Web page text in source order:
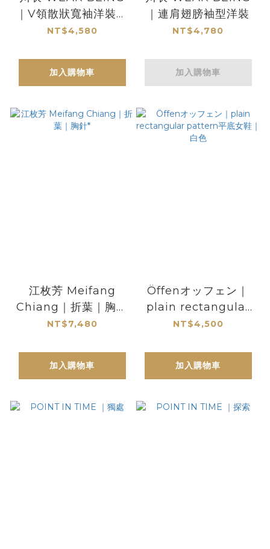
｜V領散狀寬袖洋裝｜
白
NT$4,580
加入購物車
｜連肩翅膀袖型洋裝
NT$4,780
加入購物車
江枚芳 Meifang
Chiang｜折葉｜胸針
*
NT$7,480
加入購物車
Öffenオッフェン｜
plain rectangular
pattern平底女鞋｜
NT$4,500
加入購物車